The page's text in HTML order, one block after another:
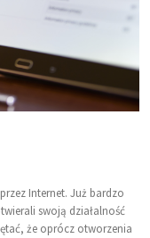
Internet. Już bardzo
swoją działalność
że oprócz otworzenia